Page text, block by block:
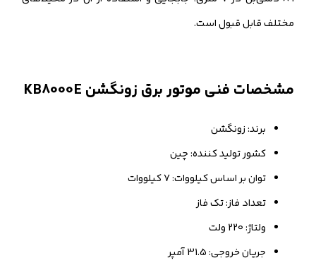
مختلف قابل قبول است.
مشخصات فنی موتور برق زونگشن KB8000E
برند: زونگشن
کشور تولید کننده: چین
توان بر اساس کیلووات: 7 کیلووات
تعداد فاز: تک فاز
ولتاژ: 220 ولت
جریان خروجی: 31.5 آمپر